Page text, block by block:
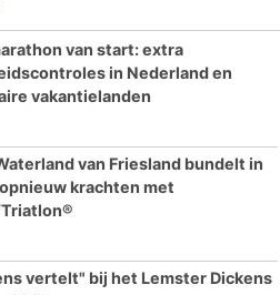
van start: extra
in Nederland en
vakantielanden
van Friesland bundelt in
krachten met
vertelt" bij het Lemster Dickens